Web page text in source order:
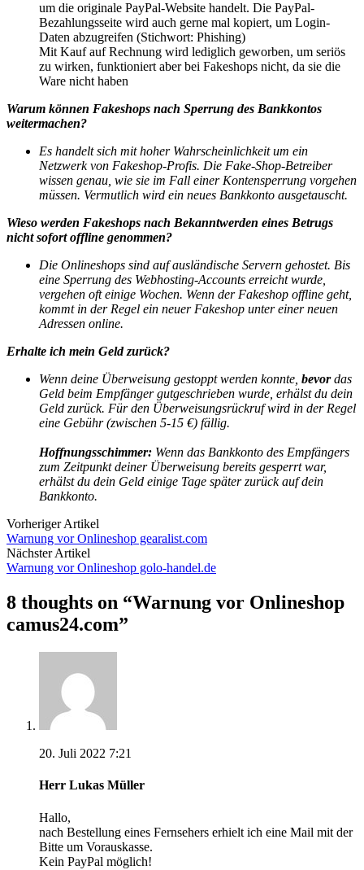
um die originale PayPal-Website handelt. Die PayPal-
Bezahlungsseite wird auch gerne mal kopiert, um Login-
Daten abzugreifen (Stichwort: Phishing)
Mit Kauf auf Rechnung wird lediglich geworben, um seriös
zu wirken, funktioniert aber bei Fakeshops nicht, da sie die
Ware nicht haben
Warum können Fakeshops nach Sperrung des Bankkontos
weitermachen?
Es handelt sich mit hoher Wahrscheinlichkeit um ein
Netzwerk von Fakeshop-Profis. Die Fake-Shop-Betreiber
wissen genau, wie sie im Fall einer Kontensperrung vorgehen
müssen. Vermutlich wird ein neues Bankkonto ausgetauscht.
Wieso werden Fakeshops nach Bekanntwerden eines Betrugs
nicht sofort offline genommen?
Die Onlineshops sind auf ausländische Servern gehostet. Bis
eine Sperrung des Webhosting-Accounts erreicht wurde,
vergehen oft einige Wochen. Wenn der Fakeshop offline geht,
kommt in der Regel ein neuer Fakeshop unter einer neuen
Adressen online.
Erhalte ich mein Geld zurück?
Wenn deine Überweisung gestoppt werden konnte, bevordas
Geld beim Empfänger gutgeschrieben wurde, erhälst du dein
Geld zurück. Für den Überweisungsrückruf wird in der Regel
eine Gebühr (zwischen 5-15 €) fällig.
Hoffnungsschimmer: Wenn das Bankkonto des Empfängers
zum Zeitpunkt deiner Überweisung bereits gesperrt war,
erhälst du dein Geld einige Tage später zurück auf dein
Bankkonto.
Vorheriger Artikel
Warnung vor Onlineshop gearalist.com
Nächster Artikel
Warnung vor Onlineshop golo-handel.de
8 thoughts on “Warnung vor Onlineshop
camus24.com”
20. Juli 2022 7:21
Herr Lukas Müller
Hallo,
nach Bestellung eines Fernsehers erhielt ich eine Mail mit der
Bitte um Vorauskasse.
Kein PayPal möglich!